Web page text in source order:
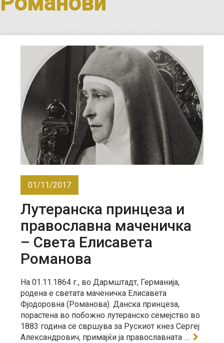
01/11/2017
Лутеранска принцеза и
православна маченичка
– Света Елисавета
Романова
На 01.11.1864 г., во Дармштадт, Германија,
родена е светата маченичка Елисавета
Фјодоровна (Романова). Данска принцеза,
порастена во побожно лутеранско семејство во
1883 година се свршува за Рускиот кнез Сергеј
Александрович, примајќи ја православната …